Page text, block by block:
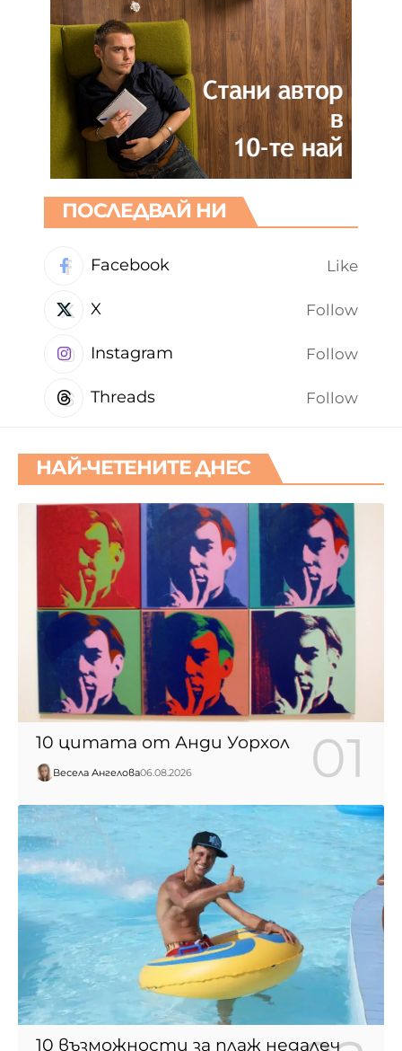
ПОСЛЕДВАЙ НИ
Facebook Like
X Follow
Instagram Follow
Threads Follow
НАЙ-ЧЕТЕНИТЕ ДНЕС
10 цитата от Анди Уорхол
Весела Ангелова06.08.2026
10 възможности за плаж недалеч